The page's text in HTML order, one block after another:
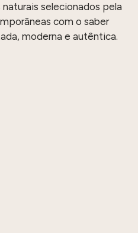
selecionados pela
com o saber
moderna e autêntica.